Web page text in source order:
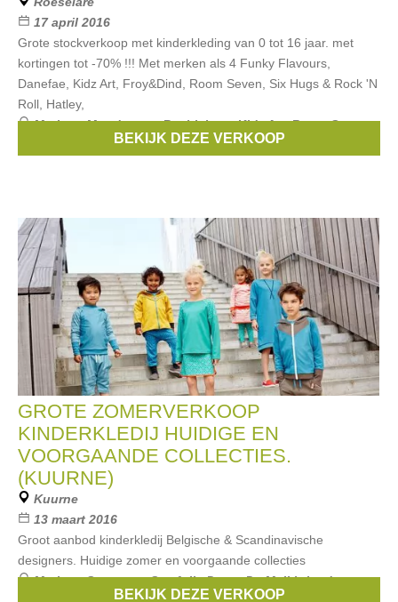
17 april 2016
Grote stockverkoop met kinderkleding van 0 tot 16 jaar. met
kortingen tot -70% !!! Met merken als 4 Funky Flavours,
Danefae, Kidz Art, Froy&Dind, Room Seven, Six Hugs & Rock 'N
Roll, Hatley,
Merken:Moodstreet,Beebielove,Kidz Art,Room Seven,
BEKIJK DEZE VERKOOP
GROTE ZOMERVERKOOP
KINDERKLEDIJ HUIDIGE EN
VOORGAANDE COLLECTIES.
(KUURNE)
Kuurne
13 maart 2016
Groot aanbod kinderkledij Belgische & Scandinavische
designers. Huidige zomer en voorgaande collecties
Merken:Someone,Smafolk,Duns,De Melkbrigade,
BEKIJK DEZE VERKOOP